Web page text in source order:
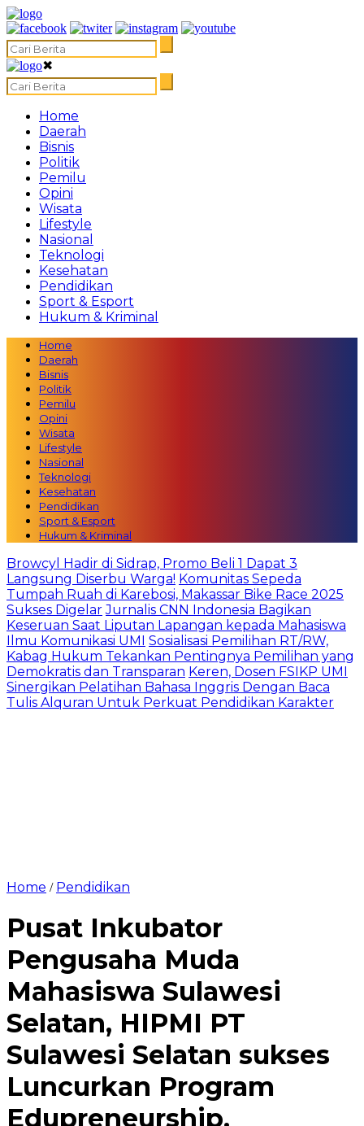
✖
Home
Daerah
Bisnis
Politik
Pemilu
Opini
Wisata
Lifestyle
Nasional
Teknologi
Kesehatan
Pendidikan
Sport & Esport
Hukum & Kriminal
Home
Daerah
Bisnis
Politik
Pemilu
Opini
Wisata
Lifestyle
Nasional
Teknologi
Kesehatan
Pendidikan
Sport & Esport
Hukum & Kriminal
Browcyl Hadir di Sidrap, Promo Beli 1 Dapat 3
Langsung Diserbu Warga! Komunitas Sepeda
Tumpah Ruah di Karebosi, Makassar Bike Race 2025
Sukses Digelar Jurnalis CNN Indonesia Bagikan
Keseruan Saat Liputan Lapangan kepada Mahasiswa
Ilmu Komunikasi UMI Sosialisasi Pemilihan RT/RW,
Kabag Hukum Tekankan Pentingnya Pemilihan yang
Demokratis dan Transparan Keren, Dosen FSIKP UMI
Sinergikan Pelatihan Bahasa Inggris Dengan Baca
Tulis Alquran Untuk Perkuat Pendidikan Karakter
Home / Pendidikan
Pusat Inkubator
Pengusaha Muda
Mahasiswa Sulawesi
Selatan, HIPMI PT
Sulawesi Selatan sukses
Luncurkan Program
Edupreneurship.